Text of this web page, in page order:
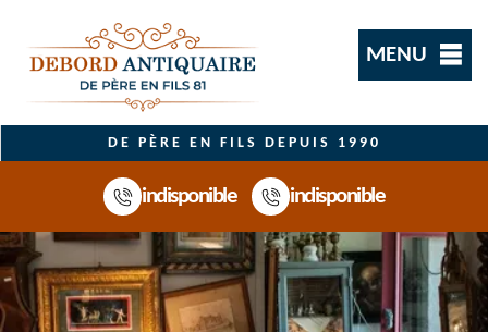
MENU
DE PÈRE EN FILS DEPUIS 1990
indisponible indisponible